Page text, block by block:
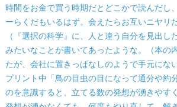
時間をお金で買う時期だとどこかで読んだし
ーらくだもいるはず。会えたらお互いニヤリだ
（『選択の科学』に、人と違う自分を見出し
みたいなことが書いてあったような。（本の
たが、会社に置きっぱなしのようで手元にない
プリント中「鳥の目虫の目になって通分や約
のを意識すると、立てる数の発想が湧きやす